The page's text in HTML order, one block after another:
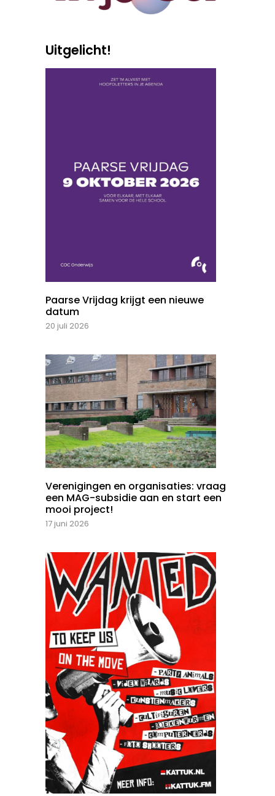
Uitgelicht!
Paarse Vrijdag krijgt een nieuwe
datum
20 juli 2026
Verenigingen en organisaties: vraag
een MAG-subsidie aan en start een
mooi project!
17 juni 2026